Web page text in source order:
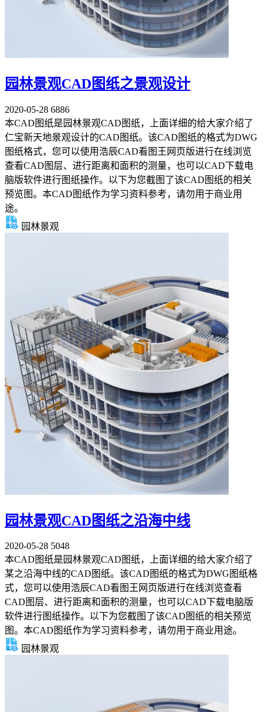
园林景观CAD图纸之景观设计
2020-05-28 6886
本CAD图纸是园林景观CAD图纸，上面详细的给大家介绍了
仁宝新天地景观设计的CAD图纸。该CAD图纸的格式为DWG
图纸格式，您可以使用浩辰CAD看图王网页版进行在线浏览
查看CAD图层、进行距离和面积的测量，也可以CAD下载电
脑版软件进行图纸操作。以下为您截图了该CAD图纸的相关
预览图。本CAD图纸作为学习资料参考，请勿用于商业用
途。
园林景观
园林景观CAD图纸之沿海中线
2020-05-28 5048
本CAD图纸是园林景观CAD图纸，上面详细的给大家介绍了
某之沿海中线的CAD图纸。该CAD图纸的格式为DWG图纸格
式，您可以使用浩辰CAD看图王网页版进行在线浏览查看
CAD图层、进行距离和面积的测量，也可以CAD下载电脑版
软件进行图纸操作。以下为您截图了该CAD图纸的相关预览
图。本CAD图纸作为学习资料参考，请勿用于商业用途。
园林景观